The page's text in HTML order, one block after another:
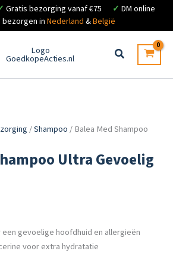
Gratis bezorging vanaf €75 ✓ DM online
in Nederland &België
/Shampoo/ Balea Med Shampoo
Ultra Gevoelig
gevoelige hoofdhuid en allergieën
voor extra hydratatie